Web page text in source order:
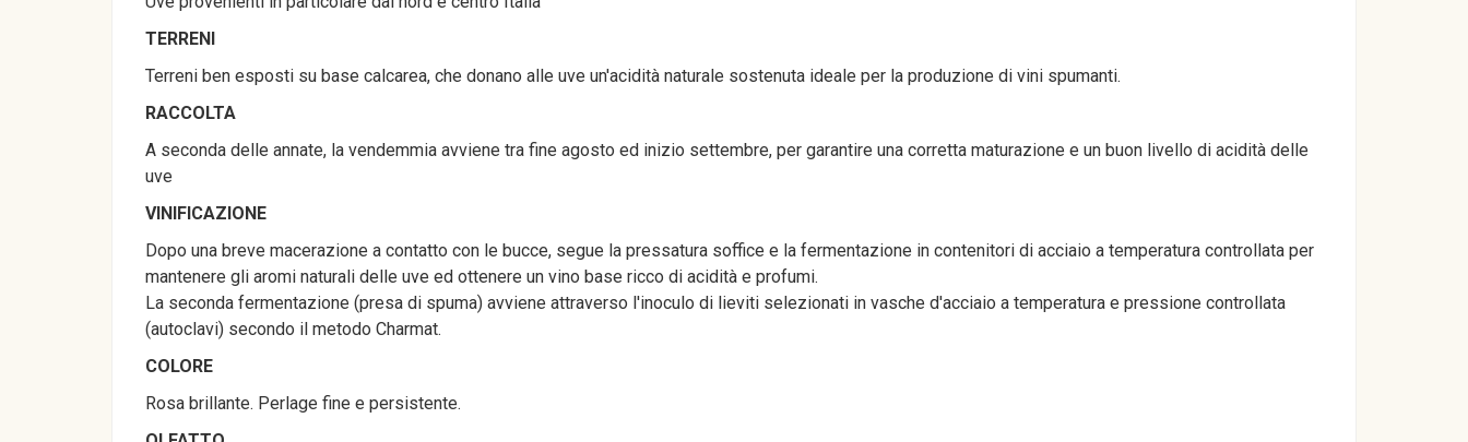
TERRENI
Terreni ben esposti su base calcarea, che donano alle uve un'acidità naturale sostenuta ideale per la produzione di vini spumanti.
RACCOLTA
A seconda delle annate, la vendemmia avviene tra fine agosto ed inizio settembre, per garantire una corretta maturazione e un buon livello di acidità delle
uve
VINIFICAZIONE
Dopo una breve macerazione a contatto con le bucce, segue la pressatura soffice e la fermentazione in contenitori di acciaio a temperatura controllata per
mantenere gli aromi naturali delle uve ed ottenere un vino base ricco di acidità e profumi.
La seconda fermentazione (presa di spuma) avviene attraverso l'inoculo di lieviti selezionati in vasche d'acciaio a temperatura e pressione controllata
(autoclavi) secondo il metodo Charmat.
COLORE
Rosa brillante. Perlage fine e persistente.